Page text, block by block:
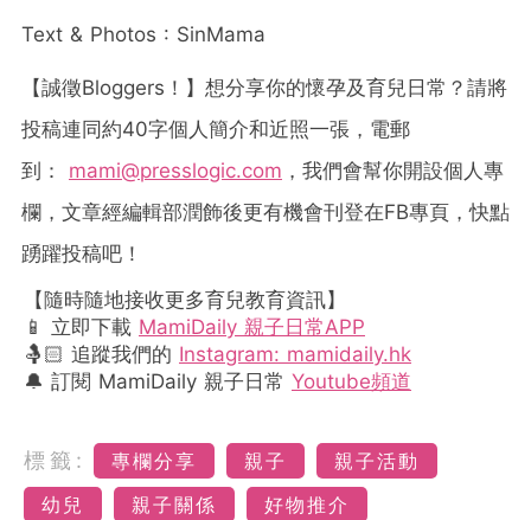
Text & Photos : SinMama
【誠徵Bloggers ！】想分享你的懷孕及育兒日常？請將
投稿連同約40字個人簡介和近照一張，電郵
到：
mami@presslogic.com ，我們會幫你開設個人專
欄，文章經編輯部潤飾後更有機會刊登在FB專頁，快點
踴躍投稿吧！
【隨時隨地接收更多育兒教育資訊】
📱 立即下載 MamiDaily 親子日常APP
🤱🏻 追蹤我們的 Instagram: mamidaily.hk
🔔 訂閱 MamiDaily 親子日常 Youtube頻道
標籤: 專欄分享 親子
親子活動
幼兒
親子關係
好物推介